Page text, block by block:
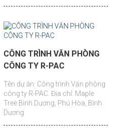
CÔNG TRÌNH VĂN PHÒNG
CÔNG TY R-PAC
Tên dự án: Công trình Văn phòng
công ty R-PAC. Địa chỉ: Maple
Tree Bình Dương, Phú Hòa, Bình
Dương